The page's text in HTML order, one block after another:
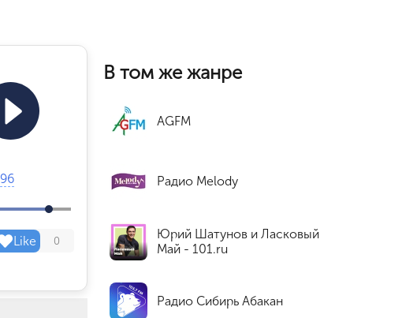
96
Like 0
В том же жанре
AGFM
Радио Melody
Юрий Шатунов и Ласковый
Май - 101.ru
Радио Сибирь Абакан